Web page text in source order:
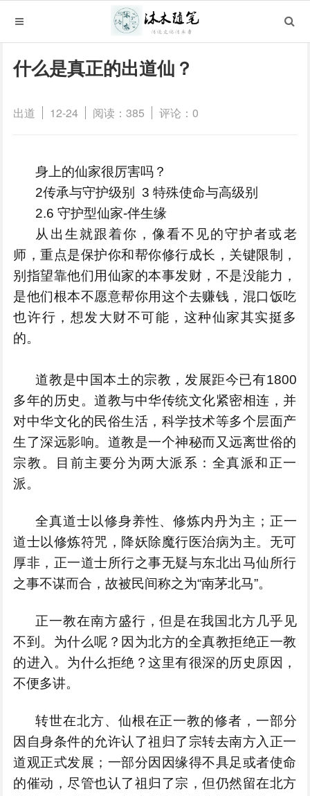
什么是真正的出道仙？
出道 12-24 阅读：385 评论：0
身上的仙家很厉害吗？
2传承与守护级别 3 特殊使命与高级别
2.6 守护型仙家-伴生缘
从出生就跟着你，像看不见的守护者或老
师，重点是保护你和帮你修行成长，关键限制，
别指望靠他们用仙家的本事发财，不是没能力，
是他们根本不愿意帮你用这个去赚钱，混口饭吃
也许行，想发大财不可能，这种仙家其实挺多
的。
道教是中国本土的宗教，发展距今已有1800
多年的历史。道教与中华传统文化紧密相连，并
对中华文化的民俗生活，科学技术等多个层面产
生了深远影响。道教是一个神秘而又远离世俗的
宗教。目前主要分为两大派系：全真派和正一
派。
全真道士以修身养性、修炼内丹为主； 正一
道士以修炼符咒，降妖除魔行医治病为主。无可
厚非，正一道士所行之事无疑与东北出马仙所行
之事不谋而合，故被民间称之为“南茅北马”。
正一教在南方盛行，但是在我国北方几乎见
不到。为什么呢？因为北方的全真教拒绝正一教
的进入。为什么拒绝？这里有很深的历史原因，
不便多讲。
转世在北方、仙根在正一教的修者，一部分
因自身条件的允许认了祖归了宗转去南方入正一
道观正式发展；一部分因因缘得不具足或者使命
的催动，尽管也认了祖归了宗，但仍然留在北方